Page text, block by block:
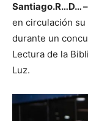
Santiago.R…D… –
en circulación
durante un
Lectura de la
Luz.